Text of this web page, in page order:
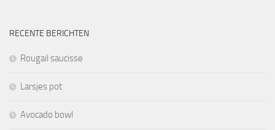
RECENTE BERICHTEN
Rougail saucisse
Larsjes pot
Avocado bowl